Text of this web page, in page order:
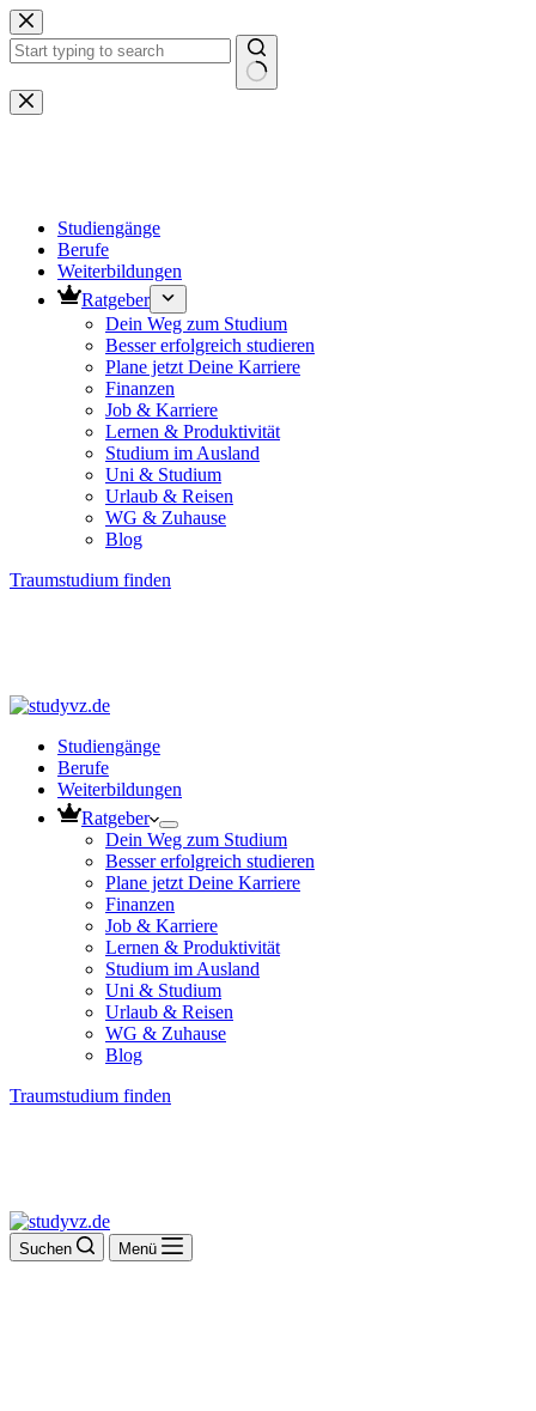
Zum
Inhalt
springen
Keine
Ergebnisse
Studiengänge
Berufe
Weiterbildungen
Ratgeber
Dein Weg zum Studium
Besser erfolgreich studieren
Plane jetzt Deine Karriere
Finanzen
Job & Karriere
Lernen & Produktivität
Studium im Ausland
Uni & Studium
Urlaub & Reisen
WG & Zuhause
Blog
Traumstudium finden
Studiengänge
Berufe
Weiterbildungen
Ratgeber
Dein Weg zum Studium
Besser erfolgreich studieren
Plane jetzt Deine Karriere
Finanzen
Job & Karriere
Lernen & Produktivität
Studium im Ausland
Uni & Studium
Urlaub & Reisen
WG & Zuhause
Blog
Traumstudium finden
Suchen Menü